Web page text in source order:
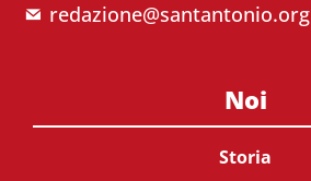
redazione@santantonio.org
Noi
Storia